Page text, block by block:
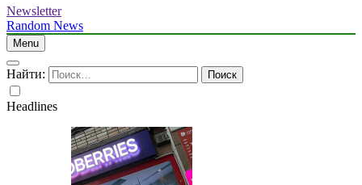
Newsletter
Random News
Menu
Найти:
Headlines